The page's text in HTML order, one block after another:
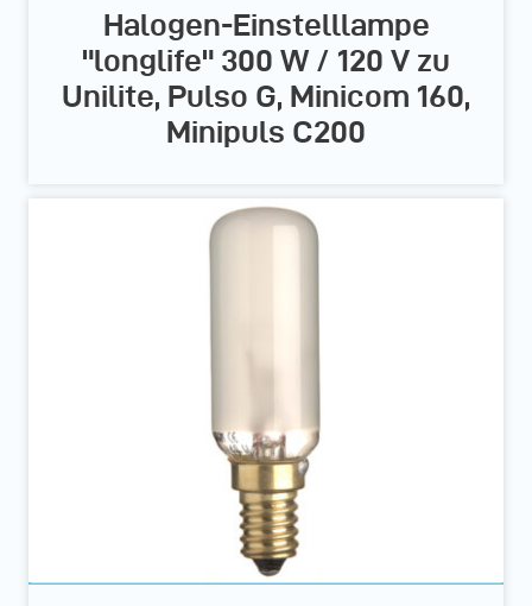
Halogen-Einstelllampe
"longlife" 300 W / 120 V zu
Unilite, Pulso G, Minicom 160,
Minipuls C200